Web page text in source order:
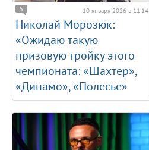
5 10 января 2026 в 11:14
Николай Морозюк:
«Ожидаю такую
призовую тройку этого
чемпионата: «Шахтер»,
«Динамо», «Полесье»